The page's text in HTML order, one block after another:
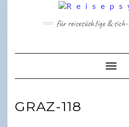
für reisesüchtige &
GRAZ-118